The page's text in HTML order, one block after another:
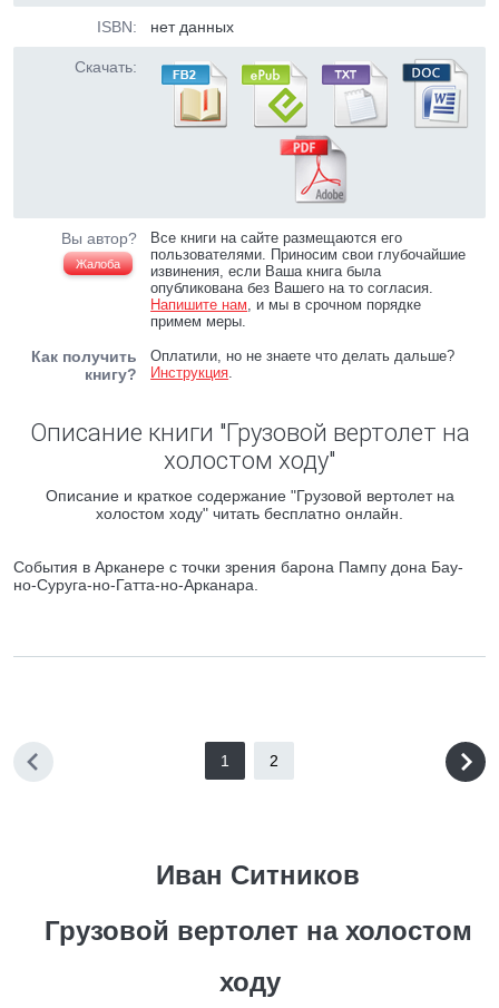
ISBN: нет данных
Скачать:
Вы автор?
Жалоба
Все книги на сайте размещаются его
пользователями. Приносим свои глубочайшие
извинения, если Ваша книга была
опубликована без Вашего на то согласия.
Напишите нам, и мы в срочном порядке
примем меры.
Как получить
книгу?
Оплатили, но не знаете что делать дальше?
Инструкция.
Описание книги "Грузовой вертолет на
холостом ходу"
Описание и краткое содержание "Грузовой вертолет на
холостом ходу" читать бесплатно онлайн.
События в Арканере с точки зрения барона Пампу дона Бау-
но-Суруга-но-Гатта-но-Арканара.
1 2
Иван Ситников
Грузовой вертолет на холостом
ходу